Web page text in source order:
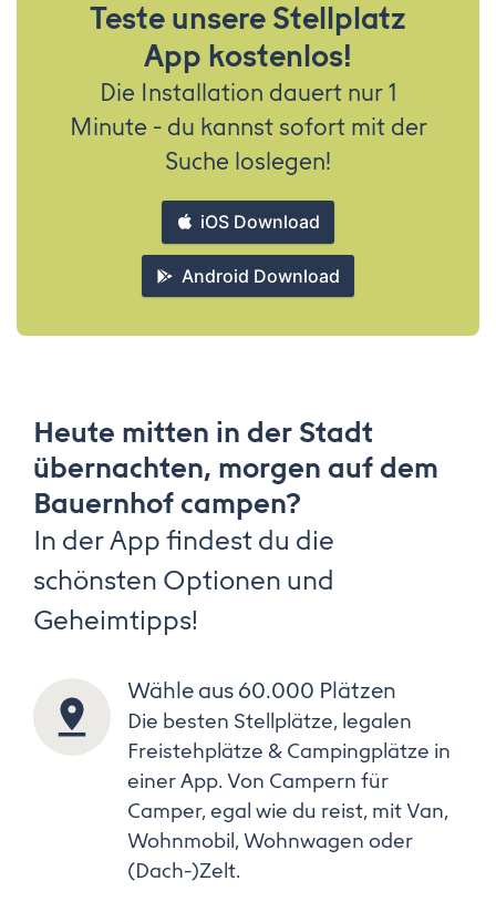
Teste unsere Stellplatz
App kostenlos!
Die Installation dauert nur 1
Minute - du kannst sofort mit der
Suche loslegen!
iOS Download
Android Download
Heute mitten in der Stadt
übernachten, morgen auf dem
Bauernhof campen?
In der App findest du die
schönsten Optionen und
Geheimtipps!
Wähle aus 60.000 Plätzen
Die besten Stellplätze, legalen
Freistehplätze & Campingplätze in
einer App. Von Campern für
Camper, egal wie du reist, mit Van,
Wohnmobil, Wohnwagen oder
(Dach-)Zelt.